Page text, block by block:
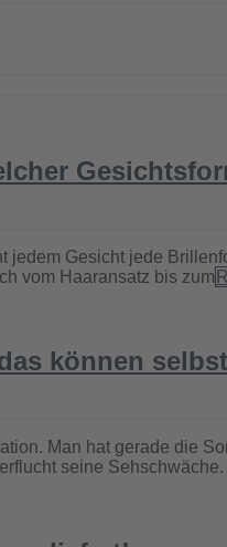
jedem Gesicht jede
vom Haaransatz bis zum
können
Man hat gerade die
seine Sehschwäche.